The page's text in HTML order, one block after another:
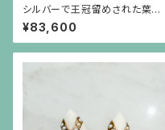
シルバーで王冠留めされた葉模
様の彫りのトルマリン（17.45c
t）のリング
¥83,600